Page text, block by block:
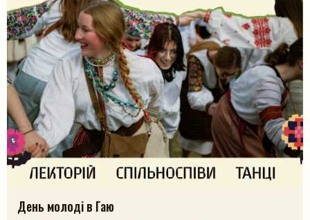
День молоді в Гаю